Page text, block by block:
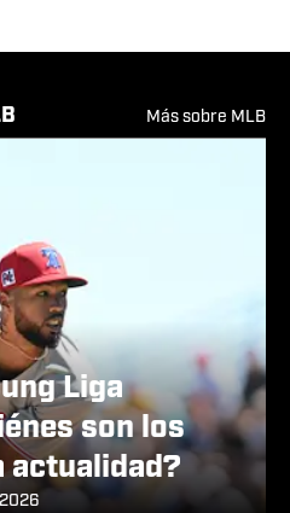
Más sobre MLB
Liga
son los
actualidad?